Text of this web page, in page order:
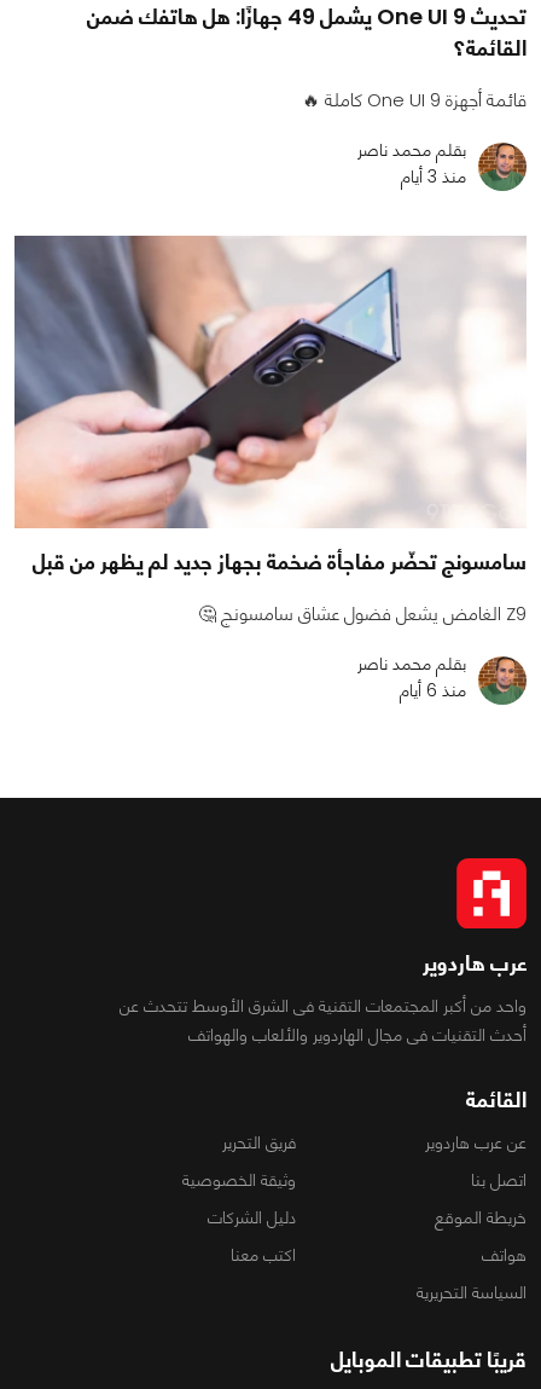
تحديث One UI 9 يشمل 49 جهازًا: هل هاتفك ضمن
القائمة؟
قائمة أجهزة One UI 9 كاملة 🔥
بقلم محمد ناصر
منذ 3 أيام
سامسونج تحضّر مفاجأة ضخمة بجهاز جديد لم يظهر من قبل
Z9 الغامض يشعل فضول عشاق سامسونج 🤔
بقلم محمد ناصر
منذ 6 أيام
عرب هاردوير
واحد من أكبر المجتمعات التقنية فى الشرق الأوسط تتحدث عن
أحدث التقنيات فى مجال الهاردوير والألعاب والهواتف
القائمة
عن عرب هاردوير
فريق التحرير
اتصل بنا
وثيقة الخصوصية
خريطة الموقع
دليل الشركات
هواتف
اكتب معنا
السياسة التحريرية
قريبًا تطبيقات الموبايل